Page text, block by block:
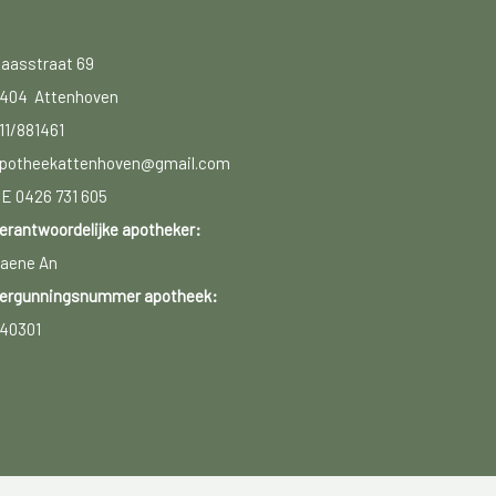
69
Attenhoven
881461
0426 731 605
apotheker:
An
apotheek: